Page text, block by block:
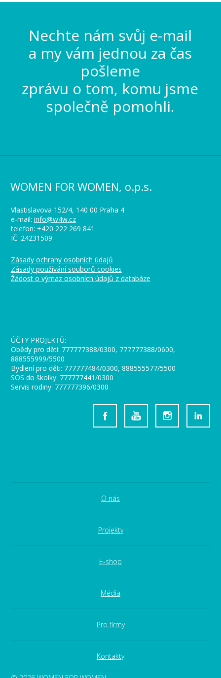
Nechte nám svůj e-mail
a my vám jednou za čas
pošleme
zprávu o tom, komu jsme
společně pomohli.
WOMEN FOR WOMEN, o.p.s.
Vlastislavova 152/4, 140 00 Praha 4
e-mail: info@w4w.cz
telefon: +420 222 269 841
IČ: 24231509
Zásady ochrany osobních údajů
Zásady používání souborů cookies
Žádost o výmaz osobních údajů z databáze
ÚČTY PROJEKTŮ:
Obědy pro děti: 777777388/0300, 777777388/0600,
888555999/5500
Bydlení pro děti: 777777484/0300, 888555577/5500
SOS do školky: 777777441/0300
Servis rodiny: 777777396/0300
O nás
Projekty
E-shop
Média
Pro firmy
Kontakty